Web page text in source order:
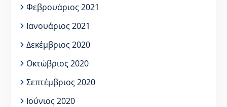
Φεβρουάριος 2021
Ιανουάριος 2021
Δεκέμβριος 2020
Οκτώβριος 2020
Σεπτέμβριος 2020
Ιούνιος 2020